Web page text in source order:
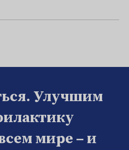
Улучшим
мире – и